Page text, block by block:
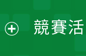
競賽
開